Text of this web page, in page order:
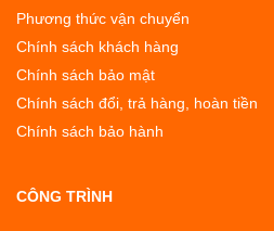
Phương thức vận chuyển
Chính sách khách hàng
Chính sách bảo mật
Chính sách đổi, trả hàng, hoàn tiền
Chính sách bảo hành
CÔNG TRÌNH